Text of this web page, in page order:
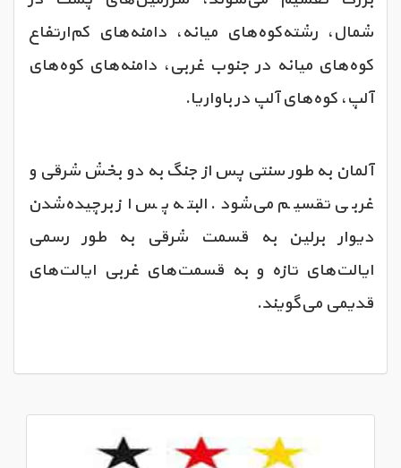
شمال، رشته‌کوه‌های میانه، دامنه‌های کم‌ارتفاع
کوه‌های میانه در جنوب غربی، دامنه‌های کوه‌های
آلپ، کوه‌های آلپ در باواریا.
آلمان به طور سنتی پس از جنگ به دو بخش شرقی و
غربی تقسیم می‌شود. البته پس از برچیده‌شدن
دیوار برلین به قسمت شرقی به طور رسمی
ایالت‌های تازه و به قسمت‌های غربی ایالت‌های
قدیمی می‌گویند.